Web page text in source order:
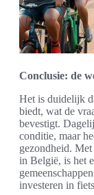
Conclusie: de
Het is duidelijk
biedt, wat de
bevestigt.
conditie, maar
gezondheid.
in België, is het
investeren in